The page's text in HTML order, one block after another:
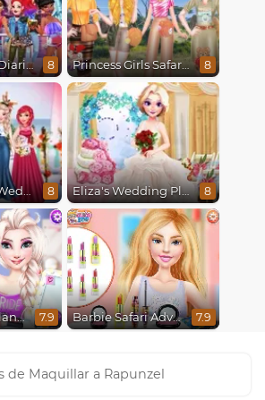
Disney Travel Diaries: City Break 8 Princess Girls Safari Trip 8
Princess Girls Wedding Trip 8 Eliza's Wedding Planner 8
Elsa's Wonderland Wedding 7.9 Barbie Safari Adventure 7.9
de Maquillar a Rapunzel